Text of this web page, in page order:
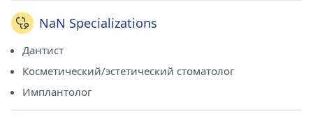
NaN Specializations
Дантист
Косметический/эстетический стоматолог
Имплантолог